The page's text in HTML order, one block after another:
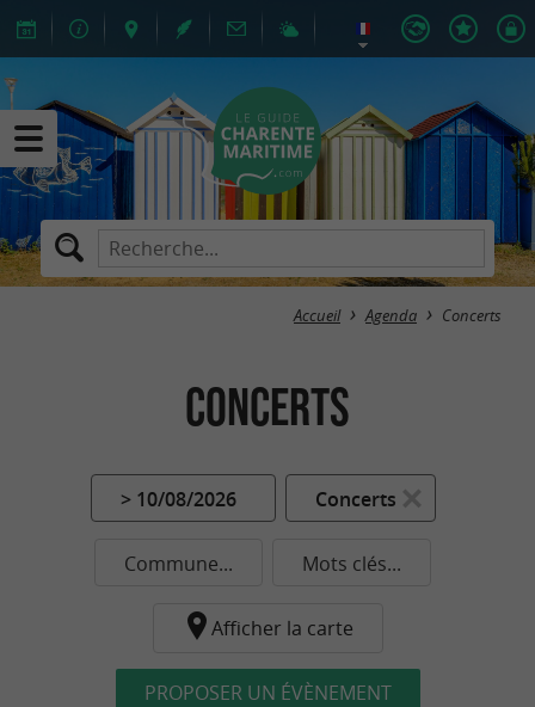
Accueil Agenda Concerts
Concerts
> 10/08/2026 Concerts
Commune... Mots clés...
Afficher la carte
PROPOSER UN ÉVÈNEMENT